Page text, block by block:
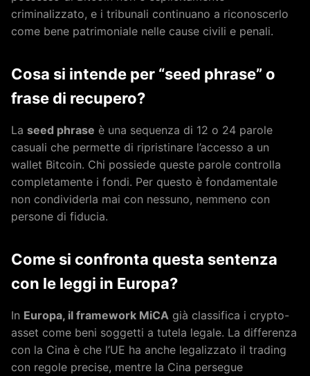
criminalizzato, e i tribunali continuano a riconoscerlo
come bene patrimoniale nelle cause civili e penali.
Cosa si intende per “seed phrase” o
frase di recupero?
La seed phrase è una sequenza di 12 o 24 parole
casuali che permette di ripristinare l’accesso a un
wallet Bitcoin. Chi possiede queste parole controlla
completamente i fondi. Per questo è fondamentale
non condividerla mai con nessuno, nemmeno con
persone di fiducia.
Come si confronta questa sentenza
con le leggi in Europa?
In Europa, il framework MiCA già classifica i crypto-
asset come beni soggetti a tutela legale. La differenza
con la Cina è che l’UE ha anche legalizzato il trading
con regole precise, mentre la Cina persegue